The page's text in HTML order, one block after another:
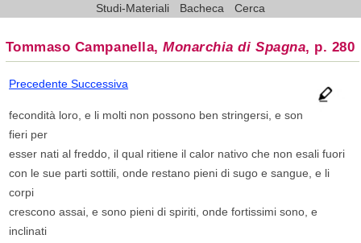
Studi-Materiali
Bacheca Cerca
Tommaso Campanella,Monarchia di Spagna, p. 280
PrecedenteSuccessiva
fecondità loro, e li molti non possono ben stringersi, e son
fieri per
esser nati al freddo, il qual ritiene il calor nativo che non esali fuori
con le sue parti sottili, onde restano pieni di sugo e sangue, e li
corpi
crescono assai, e sono pieni di spiriti, onde fortissimi sono, e
inclinati